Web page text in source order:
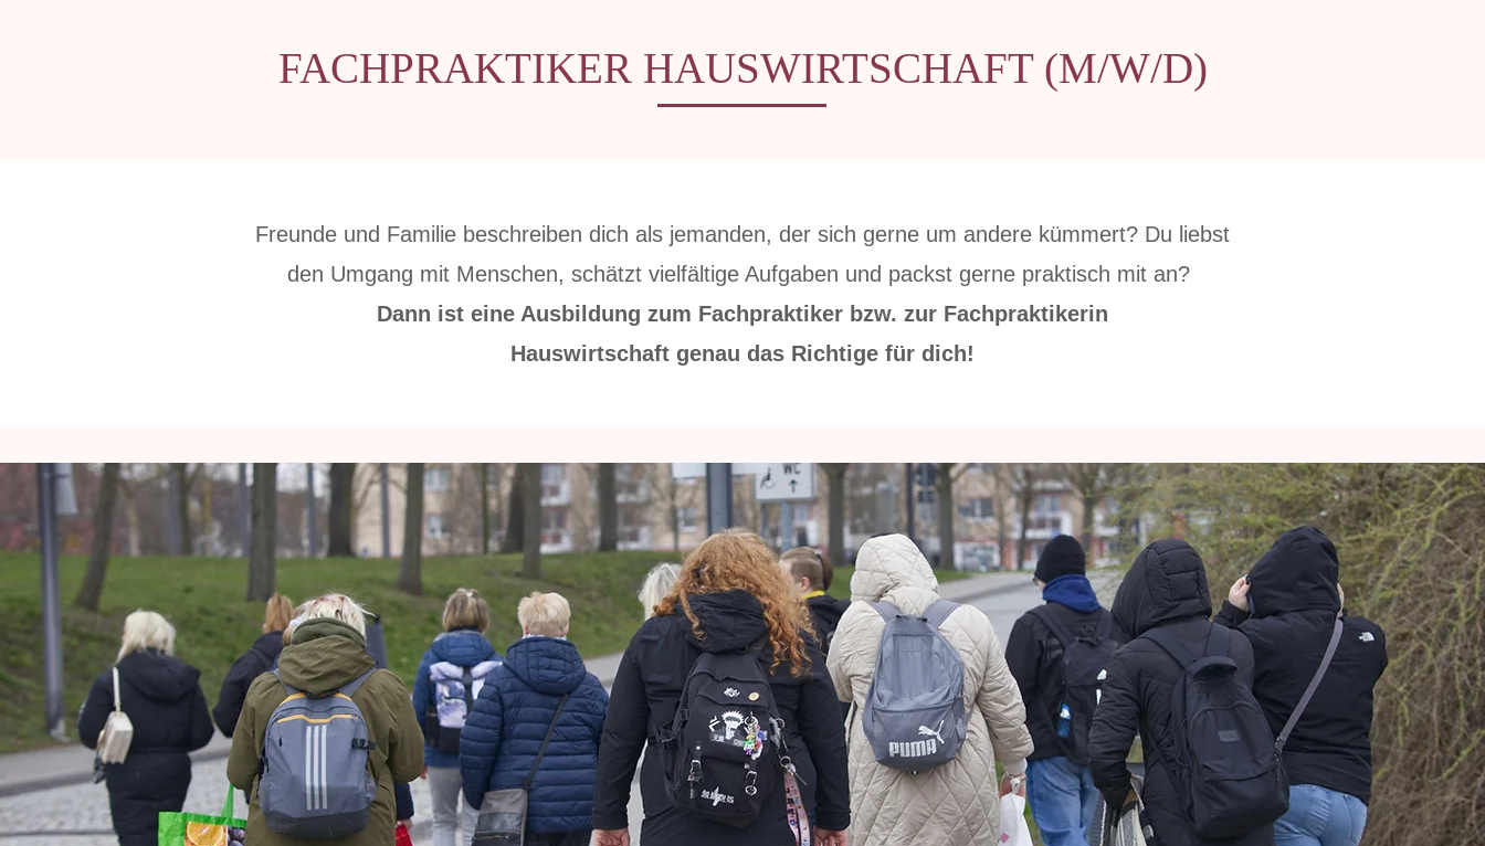
FACHPRAKTIKER HAUSWIRTSCHAFT (M/W/D)
Freunde und Familie beschreiben dich als jemanden, der sich gerne um andere kümmert? Du liebst
den Umgang mit Menschen, schätzt vielfältige Aufgaben und packst gerne praktisch mit an?
Dann ist eine Ausbildung zum Fachpraktiker bzw. zur Fachpraktikerin
Hauswirtschaft genau das Richtige für dich!